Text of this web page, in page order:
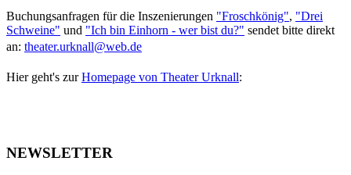
Buchungsanfragen für die Inszenierungen "Froschkönig", "Drei
Schweine" und "Ich bin Einhorn - wer bist du?" sendet bitte direkt
an: theater.urknall@web.de
Hier geht's zurHomepage von Theater Urknall:
NEWSLETTER